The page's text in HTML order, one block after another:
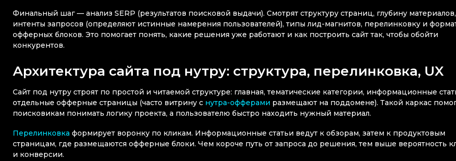
Финальный шаг — анализ SERP (результатов поисковой выдачи). Смотрят структуру страниц, глубину материалов,
интенты запросов (определяют истинные намерения пользователей), типы лид-магнитов, перелинковку и
офферных блоков. Это помогает понять, какие решения уже работают и как построить сайт так, чтобы обойти
конкурентов.
Архитектура сайта под нутру: структура, перелинковка, UX
Сайт под нутру строят по простой и читаемой структуре: главная, тематические категории, информационные
отдельные офферные страницы (часто витрину с нутра-офферами размещают на поддомене). Такой каркас
поисковикам понимать логику проекта, а пользователю быстро находить нужный материал.
Перелинковка формирует воронку по кликам. Информационные статьи ведут к обзорам, затем к продуктовым
страницам, где размещаются офферные блоки. Чем короче путь от запроса до решения, тем выше вероятность
и конверсии.